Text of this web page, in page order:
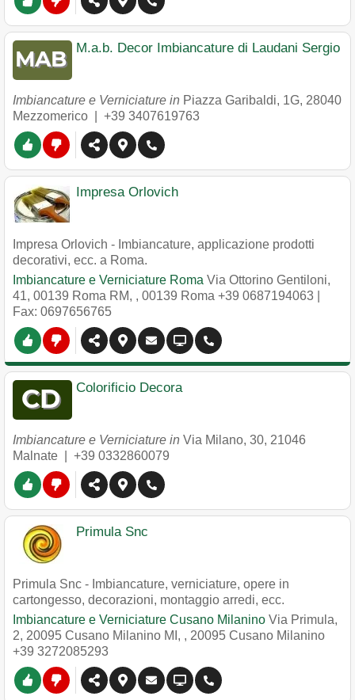
M.a.b. Decor Imbiancature di Laudani Sergio
Imbiancature e Verniciature in Piazza Garibaldi, 1G, 28040
Mezzomerico
+39 3407619763
Impresa Orlovich
Impresa Orlovich - Imbiancature, applicazione prodotti
decorativi, ecc. a Roma.
Imbiancature e Verniciature Roma Via Ottorino Gentiloni,
41, 00139 Roma RM, , 00139 Roma +39 0687194063
Fax: 0697656765
Colorificio Decora
Imbiancature e Verniciature in Via Milano, 30, 21046
Malnate
+39 0332860079
Primula Snc
Primula Snc - Imbiancature, verniciature, opere in
cartongesso, decorazioni, montaggio arredi, ecc.
Imbiancature e Verniciature Cusano Milanino Via Primula,
2, 20095 Cusano Milanino MI, , 20095 Cusano Milanino
+39 3272085293